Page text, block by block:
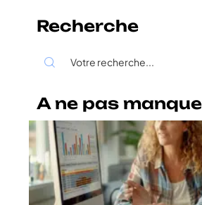
Recherche
A ne pas